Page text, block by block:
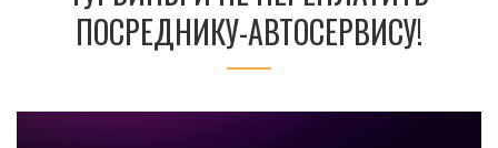
ПОСРЕДНИКУ-АВТОСЕРВИСУ!